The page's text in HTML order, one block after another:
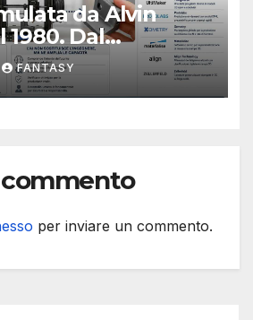
da Alvin
Dal
al prosumer,
artificiale e
possono cambiare
FANTASY
commento
per inviare un commento.